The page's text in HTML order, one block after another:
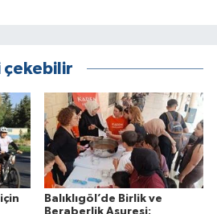
çekebilir
Balıklıgöl’de Birlik ve
Beraberlik Aşuresi: